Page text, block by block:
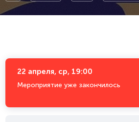
22 апреля, ср, 19:00
Мероприятие уже закончилось